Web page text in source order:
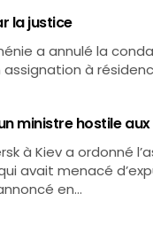
la justice
a annulé la
à
ministre hostile
à Kiev a ordonné
avait menacé
en…